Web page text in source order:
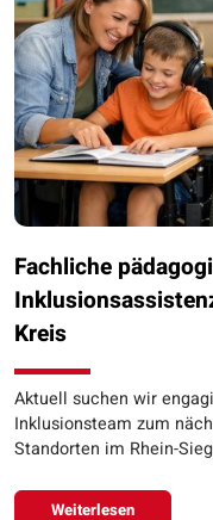
Fachliche
Kreis
Aktuell suchen wir
Inklusionsteam zum
Standorten im Rhein-
Weiterlesen